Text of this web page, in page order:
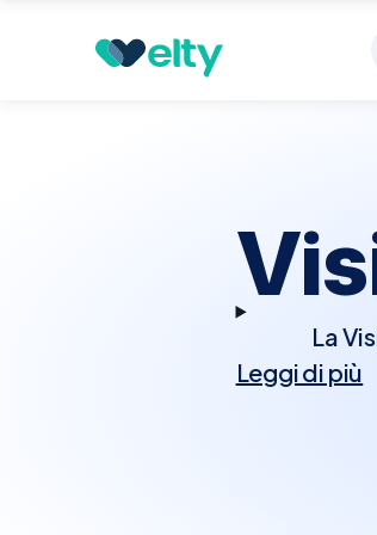
Prenota visita Visita
La
Leggi di più